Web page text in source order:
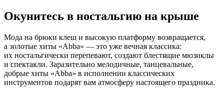
Окунитесь в ностальгию на крыше
Мода на брюки клеш и высокую платформу возвращается,
а золотые хиты «Abba» — это уже вечная классика:
их ностальгически перепевают, создают блестящие мюзиклы
и спектакли. Заразительно мелодичные, танцевальные,
добрые хиты «Abba» в исполнении классических
инструментов подарят вам атмосферу настоящего праздника.